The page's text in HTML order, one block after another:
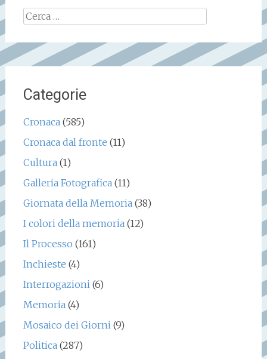
Ricerca
Categorie
Cronaca(585)
Cronaca dal fronte (11)
Cultura(1)
Galleria Fotografica(11)
Giornata della Memoria(38)
I colori della memoria(12)
Il Processo (161)
Inchieste (4)
Interrogazioni(6)
Memoria(4)
Mosaico dei Giorni(9)
Politica(287)